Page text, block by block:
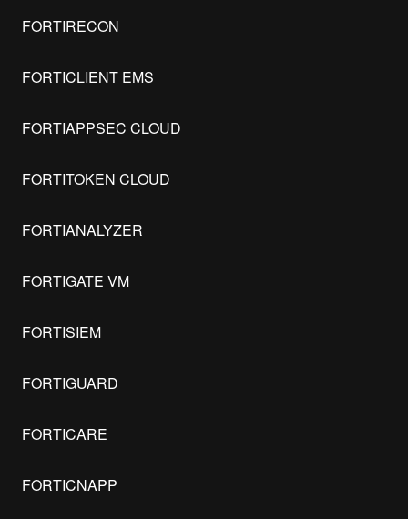
FORTIRECON
FORTICLIENT EMS
FORTIAPPSEC CLOUD
FORTITOKEN CLOUD
FORTIANALYZER
FORTIGATE VM
FORTISIEM
FORTIGUARD
FORTICARE
FORTICNAPP